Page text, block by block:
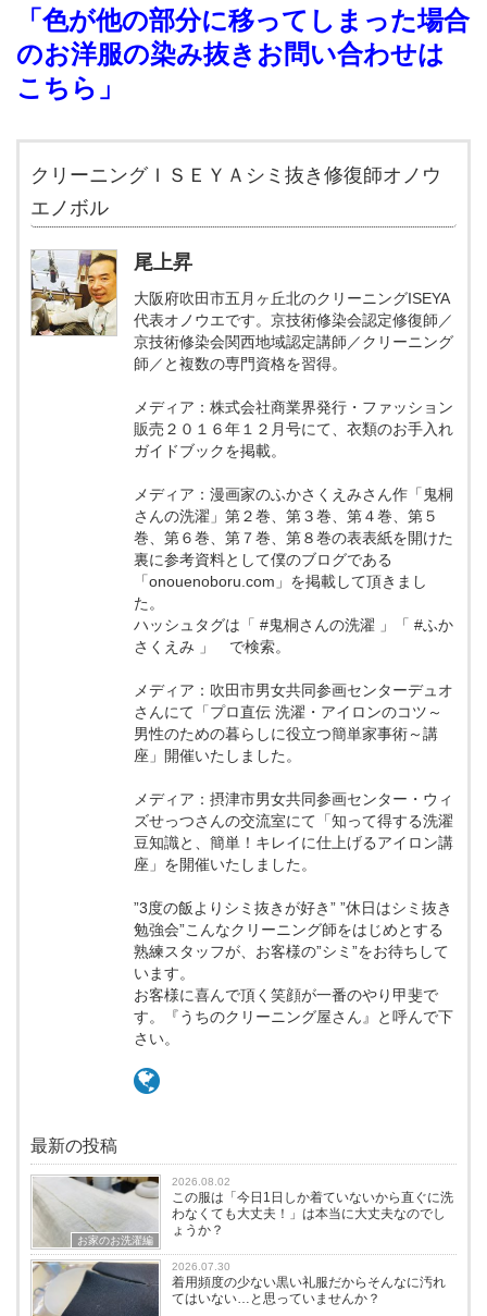
「色が他の部分に移ってしまった場合
のお洋服の染み抜きお問い合わせは
こちら」
クリーニングＩＳＥＹＡシミ抜き修復師オノウ
エノボル
尾上昇
大阪府吹田市五月ヶ丘北のクリーニングISEYA
代表オノウエです。京技術修染会認定修復師／
京技術修染会関西地域認定講師／クリーニング
師／と複数の専門資格を習得。
メディア：株式会社商業界発行・ファッション
販売２０１６年１２月号にて、衣類のお手入れ
ガイドブックを掲載。
メディア：漫画家のふかさくえみさん作「鬼桐
さんの洗濯」第２巻、第３巻、第４巻、第５
巻、第６巻、第７巻、第８巻の表表紙を開けた
裏に参考資料として僕のブログである
「onouenoboru.com」を掲載して頂きまし
た。
ハッシュタグは「 #鬼桐さんの洗濯 」「 #ふか
さくえみ 」 で検索。
メディア：吹田市男女共同参画センターデュオ
さんにて「プロ直伝 洗濯・アイロンのコツ～
男性のための暮らしに役立つ簡単家事術～講
座」開催いたしました。
メディア：摂津市男女共同参画センター・ウィ
ズせっつさんの交流室にて「知って得する洗濯
豆知識と、簡単！キレイに仕上げるアイロン講
座」を開催いたしました。
”3度の飯よりシミ抜きが好き” ”休日はシミ抜き
勉強会”こんなクリーニング師をはじめとする
熟練スタッフが、お客様の”シミ”をお待ちして
います。
お客様に喜んで頂く笑顔が一番のやり甲斐で
す。『うちのクリーニング屋さん』と呼んで下
さい。
最新の投稿
お家のお洗濯編
2026.08.02
この服は「今日1日しか着ていないから直ぐに洗
わなくても大丈夫！」は本当に大丈夫なのでし
ょうか？
2026.07.30
着用頻度の少ない黒い礼服だからそんなに汚れ
てはいない…と思っていませんか？